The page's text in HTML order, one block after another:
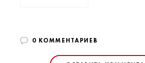
0 КОММЕНТАРИЕВ